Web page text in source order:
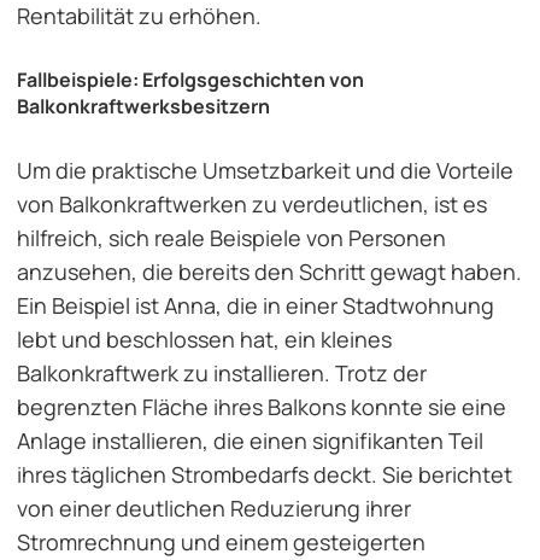
Rentabilität zu erhöhen.
Fallbeispiele: Erfolgsgeschichten von
Balkonkraftwerksbesitzern
Um die praktische Umsetzbarkeit und die Vorteile
von Balkonkraftwerken zu verdeutlichen, ist es
hilfreich, sich reale Beispiele von Personen
anzusehen, die bereits den Schritt gewagt haben.
Ein Beispiel ist Anna, die in einer Stadtwohnung
lebt und beschlossen hat, ein kleines
Balkonkraftwerk zu installieren. Trotz der
begrenzten Fläche ihres Balkons konnte sie eine
Anlage installieren, die einen signifikanten Teil
ihres täglichen Strombedarfs deckt. Sie berichtet
von einer deutlichen Reduzierung ihrer
Stromrechnung und einem gesteigerten